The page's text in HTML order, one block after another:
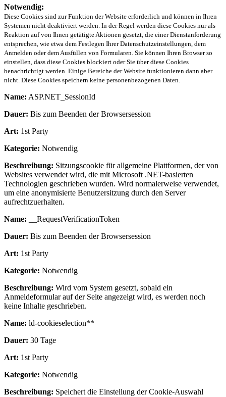
Notwendig:
Diese Cookies sind zur Funktion der Website erforderlich und können in Ihren
Systemen nicht deaktiviert werden. In der Regel werden diese Cookies nur als
Reaktion auf von Ihnen getätigte Aktionen gesetzt, die einer Dienstanforderung
entsprechen, wie etwa dem Festlegen Ihrer Datenschutzeinstellungen, dem
Anmelden oder dem Ausfüllen von Formularen. Sie können Ihren Browser so
einstellen, dass diese Cookies blockiert oder Sie über diese Cookies
benachrichtigt werden. Einige Bereiche der Website funktionieren dann aber
nicht. Diese Cookies speichern keine personenbezogenen Daten.
Name: ASP.NET_SessionId
Dauer: Bis zum Beenden der Browsersession
Art: 1st Party
Kategorie: Notwendig
Beschreibung: Sitzungscookie für allgemeine Plattformen, der von
Websites verwendet wird, die mit Microsoft .NET-basierten
Technologien geschrieben wurden. Wird normalerweise verwendet,
um eine anonymisierte Benutzersitzung durch den Server
aufrechtzuerhalten.
Name: __RequestVerificationToken
Dauer: Bis zum Beenden der Browsersession
Art: 1st Party
Kategorie: Notwendig
Beschreibung: Wird vom System gesetzt, sobald ein
Anmeldeformular auf der Seite angezeigt wird, es werden noch
keine Inhalte geschrieben.
Name: ld-cookieselection**
Dauer: 30 Tage
Art: 1st Party
Kategorie: Notwendig
Beschreibung: Speichert die Einstellung der Cookie-Auswahl